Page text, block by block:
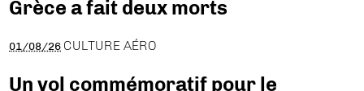
Grèce a fait deux morts
01/08/26 CULTURE AÉRO
Un vol commémoratif pour le